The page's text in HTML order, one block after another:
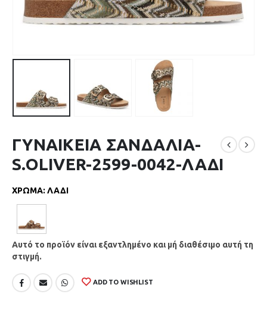
ΓΥΝΑΙΚΕΙΑ ΣΑΝΔΑΛΙΑ-
S.OLIVER-2599-0042-ΛΑΔΙ
ΧΡΩΜΑ: ΛΑΔΙ
Αυτό το προϊόν είναι εξαντλημένο και μή διαθέσιμο αυτή τη
στιγμή.
ADD TO WISHLIST